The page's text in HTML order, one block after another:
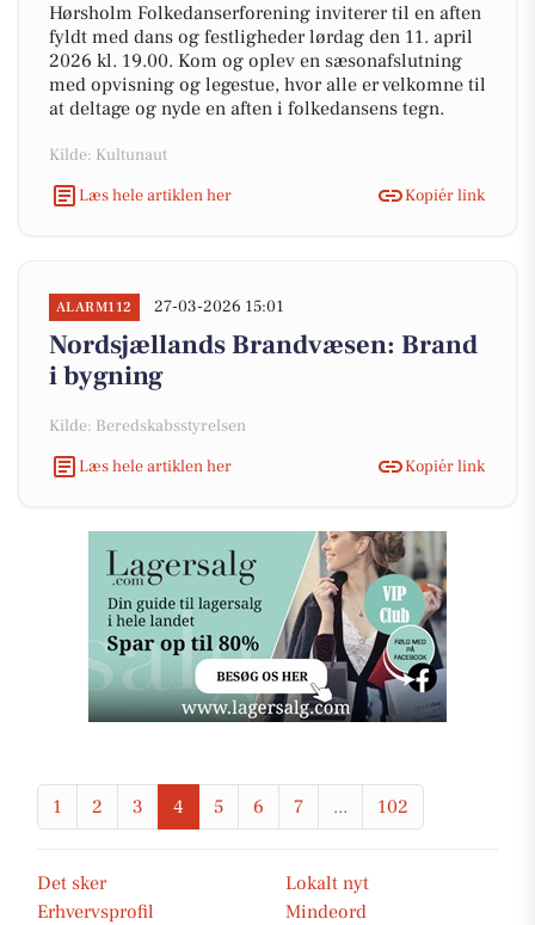
Hørsholm Folkedanserforening inviterer til en aften
fyldt med dans og festligheder lørdag den 11. april
2026 kl. 19.00. Kom og oplev en sæsonafslutning
med opvisning og legestue, hvor alle er velkomne til
at deltage og nyde en aften i folkedansens tegn.
Kilde: Kultunaut
Læs hele artiklen her
Kopiér link
ALARM112 27-03-2026 15:01
Nordsjællands Brandvæsen: Brand
i bygning
Kilde: Beredskabsstyrelsen
Læs hele artiklen her
Kopiér link
1 2 3 4 5 6 7 ... 102
Det sker
Lokalt nyt
Erhvervsprofil
Mindeord